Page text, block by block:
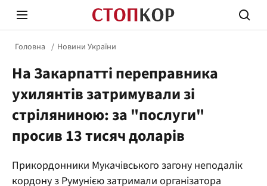
Стоп Політичній Корупції
Головна Новини України
На Закарпатті переправника
ухилянтів затримували зі
стріляниною: за "послуги"
просив 13 тисяч доларів
Прикордонники Мукачівського загону неподалік
кордону з Румунією затримали організатора